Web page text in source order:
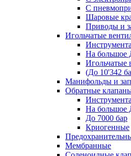
С
Шаровые
Приводы и
Игольчатые
На большое
Игольчатые
(До 10'342
Манифольды и
Обратные
На большое
До 7000 бар
Криогенные
Мембранные